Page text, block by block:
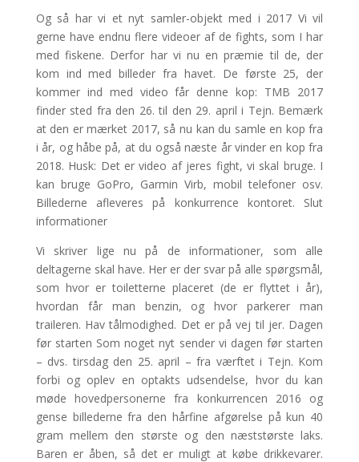
Og så har vi et nyt samler-objekt med i 2017 Vi vil
gerne have endnu flere videoer af de fights, som I har
med fiskene. Derfor har vi nu en præmie til de, der
kom ind med billeder fra havet. De første 25, der
kommer ind med video får denne kop: TMB 2017
finder sted fra den 26. til den 29. april i Tejn. Bemærk
at den er mærket 2017, så nu kan du samle en kop fra
i år, og håbe på, at du også næste år vinder en kop fra
2018. Husk: Det er video af jeres fight, vi skal bruge. I
kan bruge GoPro, Garmin Virb, mobil telefoner osv.
Billederne afleveres på konkurrence kontoret. Slut
informationer
Vi skriver lige nu på de informationer, som alle
deltagerne skal have. Her er der svar på alle spørgsmål,
som hvor er toiletterne placeret (de er flyttet i år),
hvordan får man benzin, og hvor parkerer man
traileren. Hav tålmodighed. Det er på vej til jer. Dagen
før starten Som noget nyt sender vi dagen før starten
– dvs. tirsdag den 25. april – fra værftet i Tejn. Kom
forbi og oplev en optakts udsendelse, hvor du kan
møde hovedpersonerne fra konkurrencen 2016 og
gense billederne fra den hårfine afgørelse på kun 40
gram mellem den største og den næststørste laks.
Baren er åben, så det er muligt at købe drikkevarer.